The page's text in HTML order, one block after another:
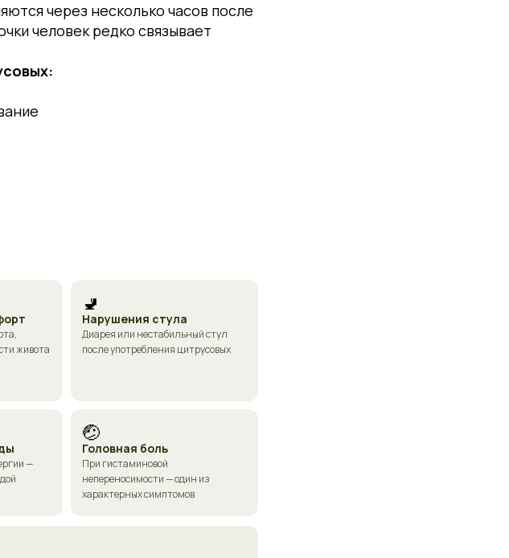
через несколько часов после
человек редко связывает
живота
🚽
Нарушения стула
Диарея или нестабильный стул
после употребления цитрусовых
—
🤕
Головная боль
При гистаминовой
непереносимости — один из
характерных симптомов